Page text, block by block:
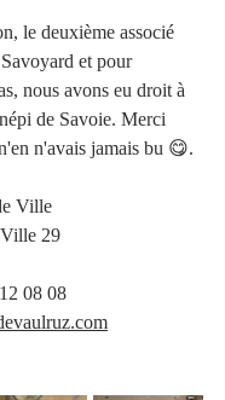
le deuxième associé
et pour
nous avons eu droit à
de Savoie. Merci
n'avais jamais bu 😋.
Ville
29
08 08